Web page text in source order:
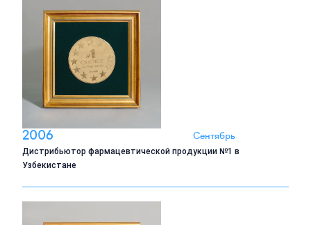
2006 Сентябрь
Дистрибьютор фармацевтической продукции №1 в
Узбекистане